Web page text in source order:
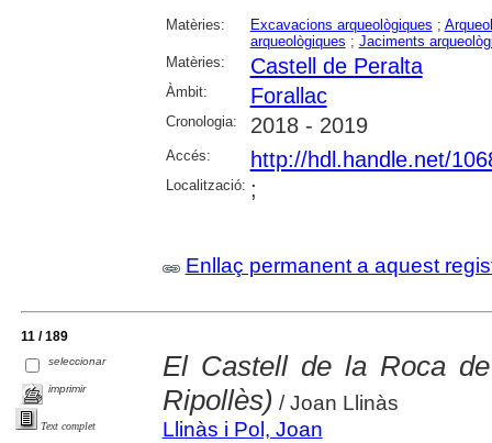
Matèries: Excavacions arqueològiques ;
arqueològiques ; Jaciments
Matèries:
Castell de Peralta
Àmbit: Forallac
Cronologia: 2018 - 2019
Accés: http://hdl.handle.net/
Localització: ;
Enllaç permanent a aquest
11 / 189
seleccionar
imprimir
Text complet
El Castell de la Roca
Ripollès) / Joan Llinàs
Llinàs i Pol, Joan